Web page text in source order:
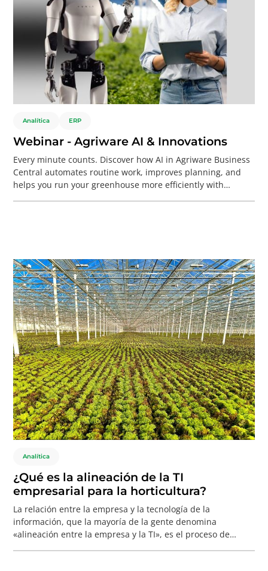
Analítica ERP
Webinar - Agriware AI & Innovations
Every minute counts. Discover how AI in Agriware Business
Central automates routine work, improves planning, and
helps you run your greenhouse more efficiently with
Analítica
¿Qué es la alineación de la TI
empresarial para la horticultura?
La relación entre la empresa y la tecnología de la
información, que la mayoría de la gente denomina
«alineación entre la empresa y la TI», es el proceso de